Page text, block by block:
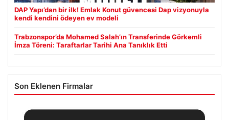
DAP Yapı’dan bir ilk! Emlak Konut güvencesi Dap vizyonuyla
kendi kendini ödeyen ev modeli
Trabzonspor’da Mohamed Salah’ın Transferinde Görkemli
İmza Töreni: Taraftarlar Tarihi Ana Tanıklık Etti
Son Eklenen Firmalar